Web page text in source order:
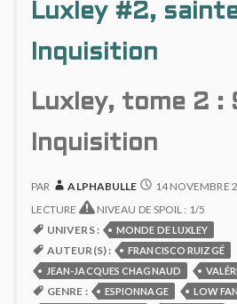
Luxley #2,
Inquisition
Luxley, tome 2 :
Inquisition
PAR ALPHABULLE 14 NOVEMBRE
LECTURE
NIVEAU DE SPOIL : 1/5
UNIVERS :
MONDE DE LUXLEY
AUTEUR(S) :
FRANCISCO RUIZGÉ
JEAN-JACQUES CHAGNAUD
GENRE : ESPIONNAGE
LOW